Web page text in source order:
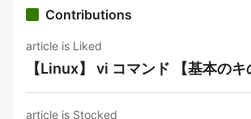
Contributions
article is Liked
【Linux】 vi コマンド 【基本のキ
article is Stocked